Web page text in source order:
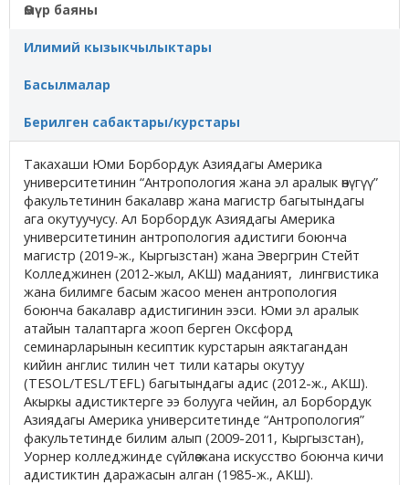
Өмүр баяны
Илимий кызыкчылыктары
Басылмалар
Берилген сабактары/курстары
Такахаши Юми Борбордук Азиядагы Америка
университетинин “Антропология жана эл аралык өнүгүү”
факультетинин бакалавр жана магистр багытындагы
ага окутуучусу. Ал Борбордук Азиядагы Америка
университетинин антропология адистиги боюнча
магистр (2019-ж., Кыргызстан) жана Эвергрин Стейт
Колледжинен (2012-жыл, АКШ) маданият, лингвистика
жана билимге басым жасоо менен антропология
боюнча бакалавр адистигинин ээси. Юми эл аралык
атайын талаптарга жооп берген Оксфорд
семинарларынын кесиптик курстарын аяктагандан
кийин англис тилин чет тили катары окутуу
(TESOL/TESL/TEFL) багытындагы адис (2012-ж., АКШ).
Акыркы адистиктерге ээ болууга чейин, ал Борбордук
Азиядагы Америка университетинде “Антропология”
факультетинде билим алып (2009-2011, Кыргызстан),
Уорнер колледжинде сүйлөө жана искусство боюнча кичи
адистиктин даражасын алган (1985-ж., АКШ).